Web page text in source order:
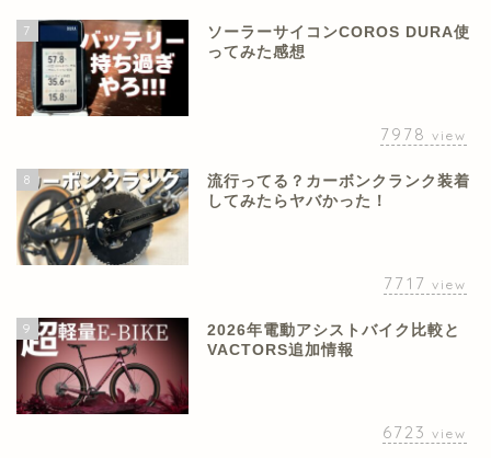
7
ソーラーサイコンCOROS DURA使
ってみた感想
7978 view
8
流行ってる？カーボンクランク装着
してみたらヤバかった！
7717 view
9
2026年電動アシストバイク比較と
VACTORS追加情報
6723 view